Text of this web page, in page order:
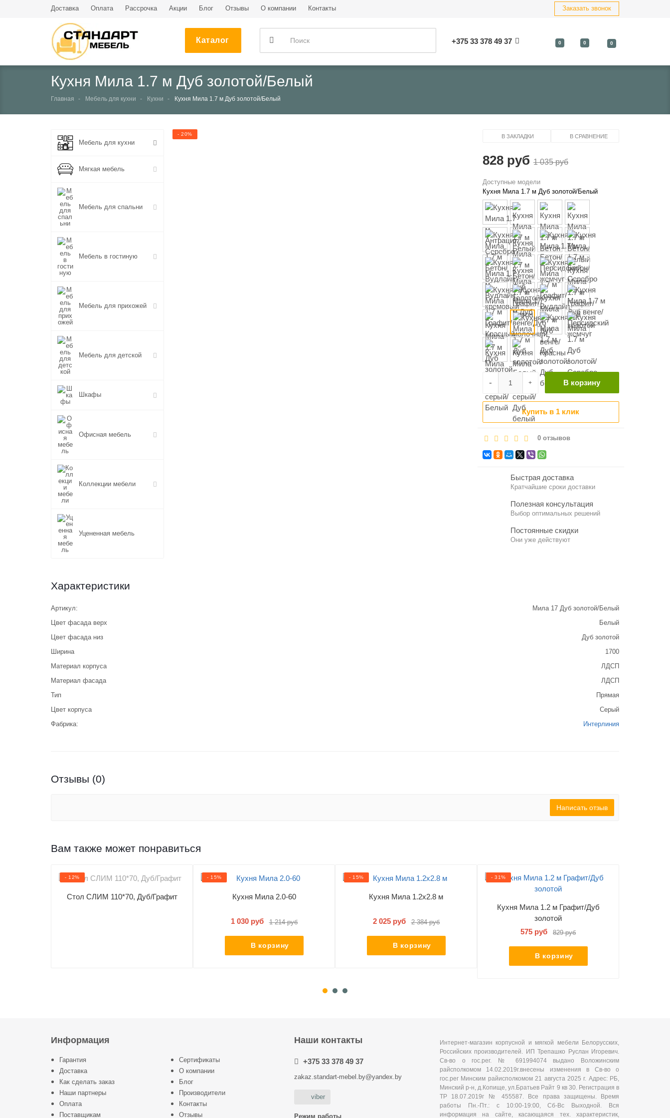
Доставка Оплата Рассрочка Акции Блог Отзывы О компании Контакты Заказать звонок
Каталог +375 33 378 49 37 0 0 0
Кухня Мила 1.7 м Дуб золотой/Белый
Главная Мебель для кухни Кухни Кухня Мила 1.7 м Дуб золотой/Белый
Мебель для кухни
Мягкая мебель
Мебель для спальни
Мебель в гостиную
Мебель для прихожей
Мебель для детской
Шкафы
Офисная мебель
Коллекции мебели
Уцененная мебель
- 20% В ЗАКЛАДКИ В СРАВНЕНИЕ
828 руб 1 035 руб
Доступные модели
Кухня Мила 1.7 м Дуб золотой/Белый
+
- В корзину
Купить в 1 клик
0 отзывов
Быстрая доставка
Кратчайшие сроки доставки
Полезная консультация
Выбор оптимальных решений
Постоянные скидки
Они уже действуют
Характеристики
Артикул:
Мила 17 Дуб золотой/Белый
Цвет фасада верх
Белый
Цвет фасада низ
Дуб золотой
Ширина
1700
Материал корпуса
ЛДСП
Материал фасада
ЛДСП
Тип
Прямая
Цвет корпуса
Серый
Фабрика:
Интерлиния
Отзывы (0)
Написать отзыв
Вам также может понравиться
- 12%
Стол СЛИМ 110*70, Дуб/Графит
- 15%
Кухня Мила 2.0-60
1 030 руб 1 214 руб
В корзину
- 15%
Кухня Мила 1.2х2.8 м
2 025 руб 2 384 руб
В корзину
- 31%
Кухня Мила 1.2 м Графит/Дуб
золотой
575 руб
829 руб
В корзину
Информация
Гарантия
Доставка
Как сделать заказ
Наши партнеры
Оплата
Поставщикам
Сертификаты
О компании
Блог
Производители
Контакты
Отзывы
Наши контакты
+375 33 378 49 37
zakaz.standart-mebel.by@yandex.by
viber
Режим работы
Интернет-магазин корпусной и мягкой мебели Белорусских,
Российских производителей. ИП Трепашко Руслан Игоревич.
Св-во о гос.рег. № 691994074 выдано Воложинским
райсполкомом 14.02.2019г.внесены изменения в Св-во о
гос.рег Минским райисполкомом 21 августа 2025 г. Адрес: РБ,
Минский р-н, д.Копище, ул.Братьев Райт 9 кв 30. Регистрация в
ТР 18.07.2019г № 455587. Все права защищены. Время
работы Пн.-Пт.: с 10:00-19:00, Сб-Вс Выходной. Вся
информация на сайте, касающаяся тех. характеристик,